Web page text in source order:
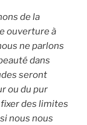
de la
ouverture à
ne parlons
dans
seront
ou du pur
des limites
nous nous